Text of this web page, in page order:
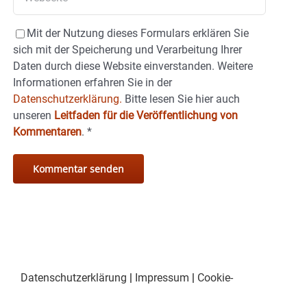
Mit der Nutzung dieses Formulars erklären Sie
sich mit der Speicherung und Verarbeitung Ihrer
Daten durch diese Website einverstanden. Weitere
Informationen erfahren Sie in der
Datenschutzerklärung. Bitte lesen Sie hier auch
unseren Leitfaden für die Veröffentlichung von
Kommentaren. *
Datenschutzerklärung | Impressum | Cookie-